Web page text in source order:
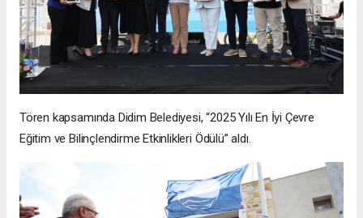
Tören kapsamında Didim Belediyesi, “2025 Yılı En İyi Çevre
Eğitim ve Bilinçlendirme Etkinlikleri Ödülü” aldı.